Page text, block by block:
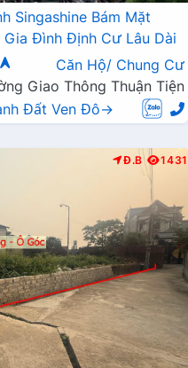
Singashine Bám Mặt
Đình Định Cư Lâu Dài
Căn Hộ/ Chung Cư
Giao Thông Thuận Tiện
Đất Ven Đô→
Đ.B 1431